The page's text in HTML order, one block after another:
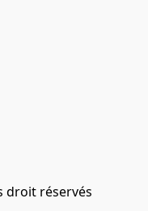
droit réservés